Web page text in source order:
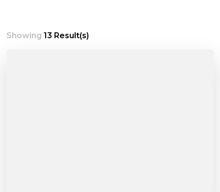
Showing13 Result(s)